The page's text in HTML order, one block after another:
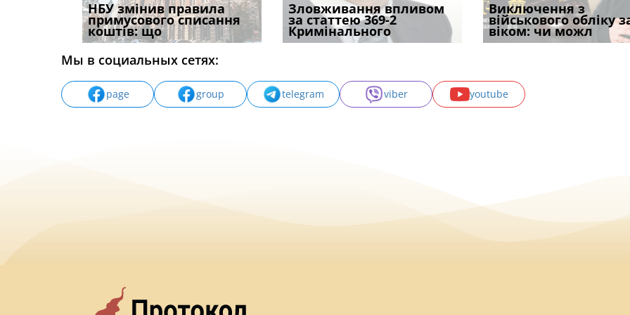
НБУ змінив правила
примусового списання
коштів: що
Якщо суд встановив для
відшкодування шкоди
наявніс
Документи, на яких не
проставляється
апостиль: пер
Водії можуть отримати
компенсацію за
незаконні дії
Зловживання впливом
за статтею 369-2
Кримінального
Переоформлення
відстрочки за іншою
підставою: нов
Особливості захисту у
кримінальному
провадженні: я
Виключення з
військового обліку
віком: чи можл
Восьмий ААС
підтвердив, що
може скас
Мы в социальных сетях:
page group telegram viber youtube